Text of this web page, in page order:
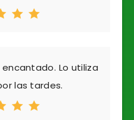
Lo utiliza
las tardes.